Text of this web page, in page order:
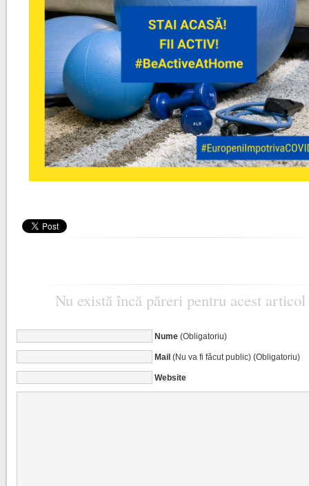
Nu există încă păreri pentru acest articol
Nume(Obligatoriu)
Mail(Nu va fi făcut public) (Obligatoriu)
Website